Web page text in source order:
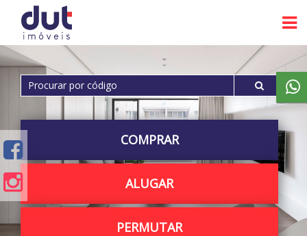
COMPRAR
ALUGAR
PERMUTAR